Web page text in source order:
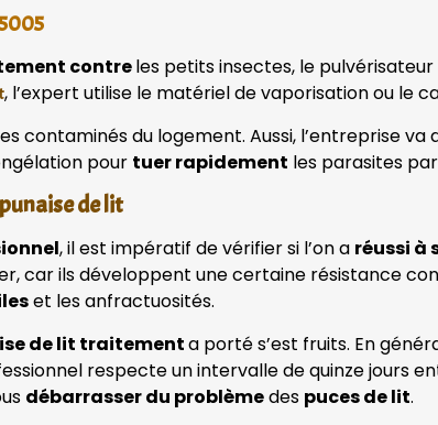
contreles petits insectes, le
, l’expert utilise le matériel de vaporisation ou le
contaminés du logement. Aussi, l’entreprise
pour tuer rapidement les parasites
de lit
, il est impératif de vérifier si l’on a réussi à
car ils développent une certaine résistance
et les anfractuosités.
de lit traitementa porté s’est fruits. En
respecte un intervalle de quinze jours
débarrasser du problèmedes puces de lit.